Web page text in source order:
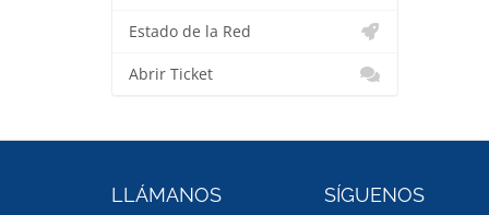
Estado de la Red
Abrir Ticket
LLÁMANOS SÍGUENOS